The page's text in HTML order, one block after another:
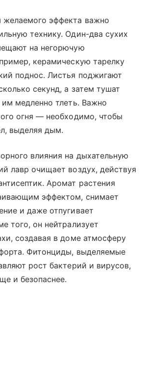
эффекта важно
технику. Один-два сухих
на негорючую
керамическую тарелку
поднос. Листья поджигают
секунд, а затем тушат
им медленно тлеть. Важно
огня — необходимо, чтобы
выделяя дым.
влияния на дыхательную
лавр очищает воздух, действуя
Аромат растения
эффектом, снимает
и даже отпугивает
того, он нейтрализует
создавая в доме атмосферу
Фитонциды, выделяемые
рост бактерий и вирусов,
и безопаснее.